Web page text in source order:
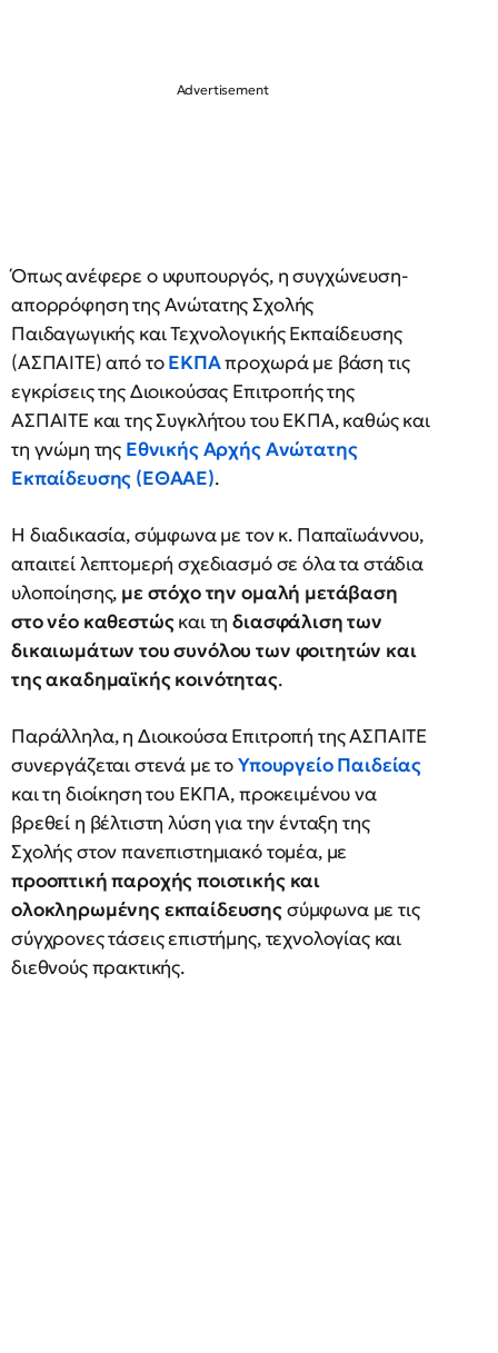
Όπως ανέφερε ο υφυπουργός, η συγχώνευση-
απορρόφηση της Ανώτατης Σχολής
Παιδαγωγικής και Τεχνολογικής Εκπαίδευσης
(ΑΣΠΑΙΤΕ) από τοΕΚΠΑπροχωρά με βάση τις
εγκρίσεις της Διοικούσας Επιτροπής της
ΑΣΠΑΙΤΕ και της Συγκλήτου του ΕΚΠΑ, καθώς και
τη γνώμη της Εθνικής Αρχής Ανώτατης
Εκπαίδευσης (ΕΘΑΑΕ).
Η διαδικασία, σύμφωνα με τον κ. Παπαϊωάννου,
απαιτεί λεπτομερή σχεδιασμό σε όλα τα στάδια
υλοποίησης, με στόχο την ομαλή μετάβαση
στο νέο καθεστώςκαι τηδιασφάλιση των
δικαιωμάτων του συνόλου των φοιτητών και
της ακαδημαϊκής κοινότητας.
Παράλληλα, η Διοικούσα Επιτροπή της ΑΣΠΑΙΤΕ
συνεργάζεται στενά με τοΥπουργείο Παιδείας
και τη διοίκηση του ΕΚΠΑ, προκειμένου να
βρεθεί η βέλτιστη λύση για την ένταξη της
Σχολής στον πανεπιστημιακό τομέα, με
προοπτική παροχής ποιοτικής και
ολοκληρωμένης εκπαίδευσηςσύμφωνα με τις
σύγχρονες τάσεις επιστήμης, τεχνολογίας και
διεθνούς πρακτικής.